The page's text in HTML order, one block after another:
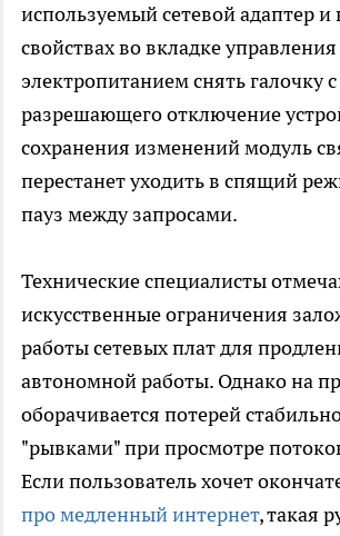
используемый сетевой адаптер и
свойствах во вкладке управления
электропитанием снять галочку
разрешающего отключение
сохранения изменений модуль
перестанет уходить в спящий
пауз между запросами.
Технические специалисты
искусственные ограничения
работы сетевых плат для
автономной работы. Однако на
оборачивается потерей
"рывками" при просмотре
Если пользователь хочет
про медленный интернет, такая